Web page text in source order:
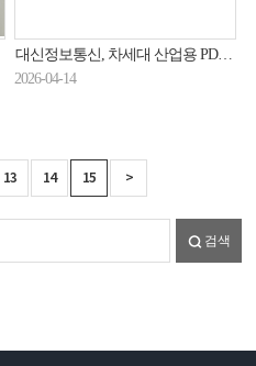
대신정보통신, 차세대 산업용 PDA 출시…물류·공정관리·의료 현장 지원 강화
2026-04-14
13 14 15 >
검색